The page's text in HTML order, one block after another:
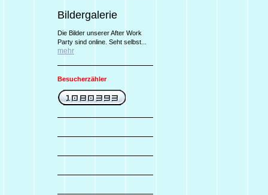
Bildergalerie
Die Bilder unserer After Work
Party sind online. Seht selbst...
mehr
Besucherzähler